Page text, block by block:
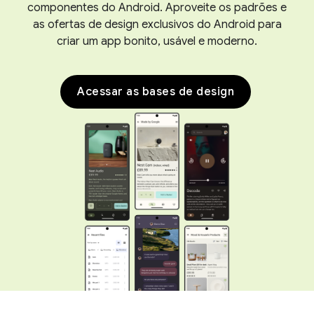
componentes do Android. Aproveite os padrões e
as ofertas de design exclusivos do Android para
criar um app bonito, usável e moderno.
Acessar as bases de design